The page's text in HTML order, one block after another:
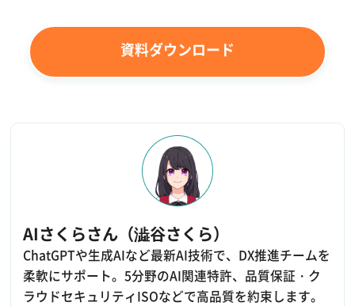
資料ダウンロード
AIさくらさん（澁谷さくら）
ChatGPTや生成AIなど最新AI技術で、DX推進チームを
柔軟にサポート。5分野のAI関連特許、品質保証・ク
ラウドセキュリティISOなどで高品質を約束します。